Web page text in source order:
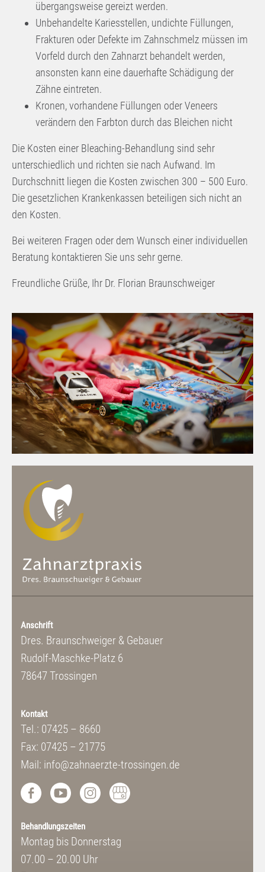
übergangsweise gereizt werden.
Unbehandelte Kariesstellen, undichte Füllungen,
Frakturen oder Defekte im Zahnschmelz müssen im
Vorfeld durch den Zahnarzt behandelt werden,
ansonsten kann eine dauerhafte Schädigung der
Zähne eintreten.
Kronen, vorhandene Füllungen oder Veneers
verändern den Farbton durch das Bleichen nicht
Die Kosten einer Bleaching-Behandlung sind sehr
unterschiedlich und richten sie nach Aufwand. Im
Durchschnitt liegen die Kosten zwischen 300 – 500 Euro.
Die gesetzlichen Krankenkassen beteiligen sich nicht an
den Kosten.
Bei weiteren Fragen oder dem Wunsch einer individuellen
Beratung kontaktieren Sie uns sehr gerne.
Freundliche Grüße, Ihr Dr. Florian Braunschweiger
Anschrift
Dres. Braunschweiger & Gebauer
Rudolf-Maschke-Platz 6
78647 Trossingen
Kontakt
Tel.: 07425 – 8660
Fax: 07425 – 21775
Mail: info@zahnaerzte-trossingen.de
Behandlungszeiten
Montag bis Donnerstag
07.00 – 20.00 Uhr